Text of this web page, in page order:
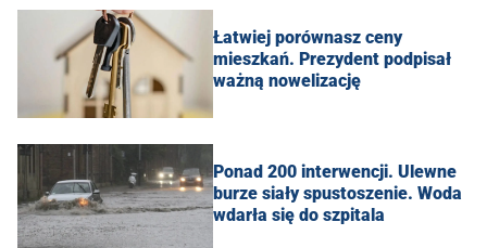
Łatwiej porównasz ceny
mieszkań. Prezydent podpisał
ważną nowelizację
Ponad 200 interwencji. Ulewne
burze siały spustoszenie. Woda
wdarła się do szpitala